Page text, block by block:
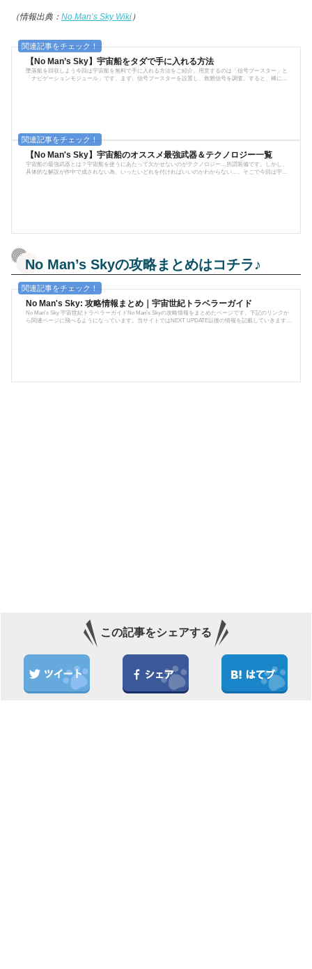
（情報出典： No Man’s Sky Wiki ）
【No Man’s Sky】宇宙船をタダで手に入れる方法
墜落船を回収しよう今回は宇宙船を無料で手に入れる方法をご紹介。用意するのは「信号ブースター」と
「ナビゲーションモジュール」です。まず、信号ブースターを設置し、救難信号を調査。すると、稀に◎
【No Man's Sky】宇宙船のオススメ最強武器＆テクノロジー一覧
宇宙船の最強武器とは？宇宙船を使うにあたって欠かせないのがテクノロジー…所謂装備です。しかし、
具体的な解説が作中で成されない為、いったいどれを付ければいいのかわからない…。そこで今回は宇宙
No Man’s Skyの攻略まとめはコチラ♪
No Man's Sky: 攻略情報まとめ｜宇宙世紀トラベラーガイド
No Man's Sky 宇宙世紀トラベラーガイドNo Man’s Skyの攻略情報をまとめたページです。下記のリンクか
ら関連ページに飛べるようになっています。当サイトではNEXT UPDATE以後の情報を記載していきます。
この記事をシェアする